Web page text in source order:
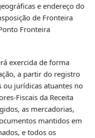
e endereço do
de Fronteira
Fronteira
exercida de forma
a partir do registro
ou jurídicas atuantes no
Fiscais da Receita
as mercadorias,
mantidos em
e todos os